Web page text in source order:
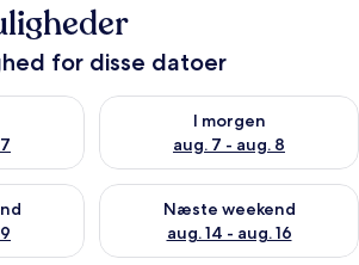
for disse datoer
i aften aug. 6 - aug. 7
I morgen
aug. 7 - aug. 8
Tjek tilgængelighed for i
denne weekend aug. 7 - aug. 9
Næste weekend
aug. 14 - aug. 16
Tjek tilgængelighed for næste